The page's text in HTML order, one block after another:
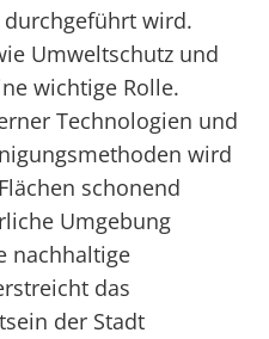
wird.
Umweltschutz und
wichtige Rolle.
Technologien und
wird
schonend
Umgebung
nachhaltige
das
der Stadt